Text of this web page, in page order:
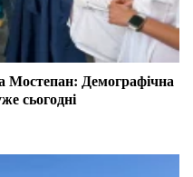
Демографічна
сьогодні